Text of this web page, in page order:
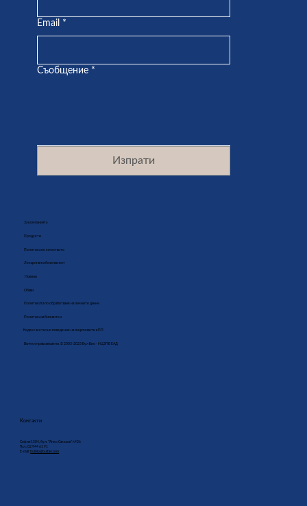
Email *
Съобщение *
Изпрати
За компанията
Продукти
Политика по качеството
Лекарствена безопасност
Новини
Обяви
Политиката по обработване на личните данни
Политика за бисквитки
Кодекс за етично поведение на лицата заети в ПП
Всички права запазени. © 2003-2023 Бул Био - НЦЗПБ ЕАД
Контакти
София 1504, бул. "Янко Сакъзов" №26
Тел.: 02 944 61 91
E-mail: bulbio@bulbio.com